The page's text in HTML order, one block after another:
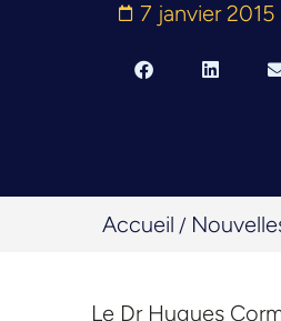
7 janvier 2015
Accueil /
Le Dr Hugues